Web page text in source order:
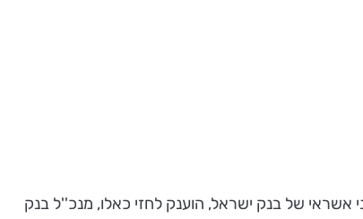
אשראי של בנק ישראל, הוענק לחזי כאלו, מנכ''ל בנק